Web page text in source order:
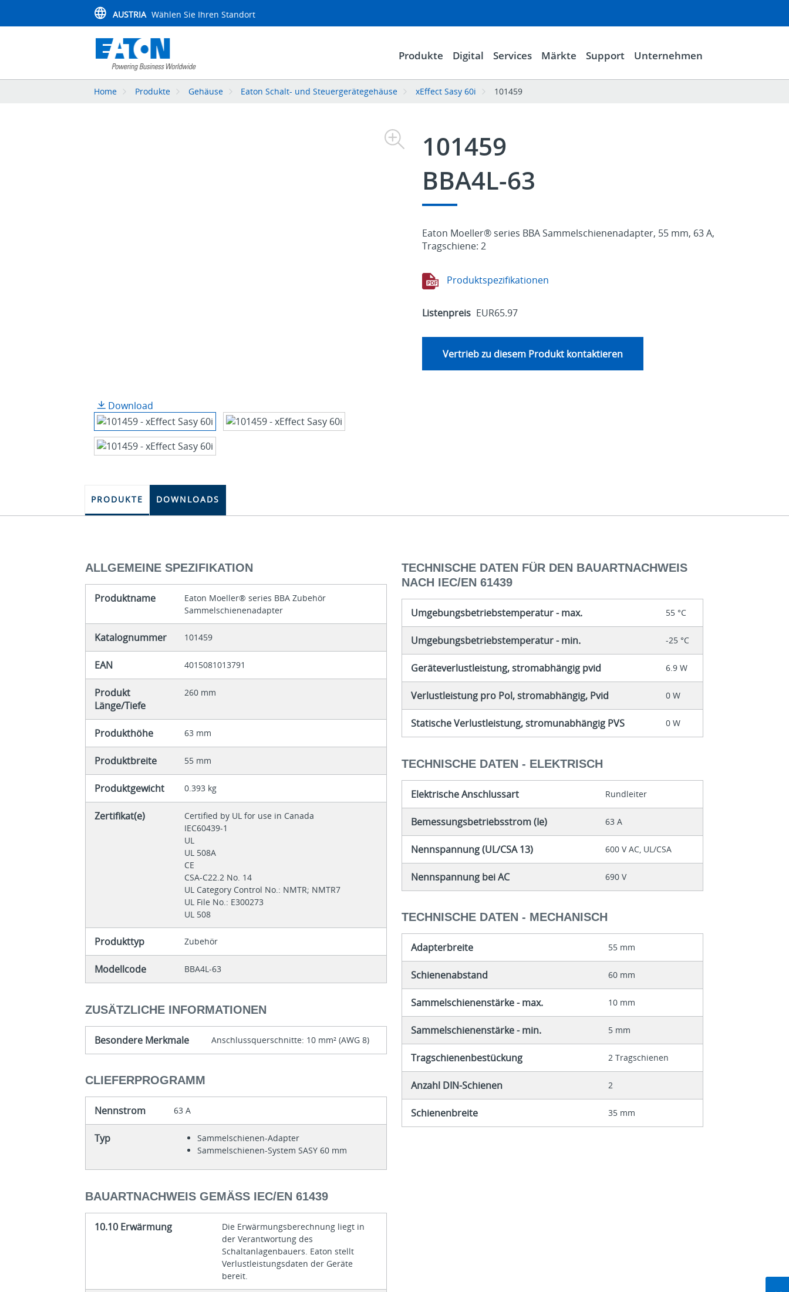
AUSTRIA Wählen Sie Ihren Standort
Produkte Digital Services Märkte Support Unternehmen
Home Produkte Gehäuse Eaton Schalt- und Steuergerätegehäuse xEffect Sasy 60i 101459
Download
101459
BBA4L-63
Eaton Moeller® series BBA Sammelschienenadapter, 55 mm, 63 A,
Tragschiene: 2
Produktspezifikationen
Listenpreis EUR65.97
Vertrieb zu diesem Produkt kontaktieren
PRODUKTE DOWNLOADS
ALLGEMEINE SPEZIFIKATION
Produktname
Eaton Moeller® series BBA Zubehör
Sammelschienenadapter
Katalognummer 101459
EAN 4015081013791
Produkt
Länge/Tiefe
260 mm
Produkthöhe 63 mm
Produktbreite 55 mm
Produktgewicht 0.393 kg
Zertifikat(e)
Certified by UL for use in Canada
IEC60439-1
UL
UL 508A
CE
CSA-C22.2 No. 14
UL Category Control No.: NMTR; NMTR7
UL File No.: E300273
UL 508
Produkttyp Zubehör
Modellcode BBA4L-63
ZUSÄTZLICHE INFORMATIONEN
Besondere Merkmale Anschlussquerschnitte: 10 mm² (AWG 8)
CLIEFERPROGRAMM
Nennstrom 63 A
Typ
Sammelschienen-Adapter
Sammelschienen-System SASY 60 mm
BAUARTNACHWEIS GEMÄSS IEC/EN 61439
10.10 Erwärmung
Die Erwärmungsberechnung liegt in
der Verantwortung des
Schaltanlagenbauers. Eaton stellt
Verlustleistungsdaten der Geräte
bereit.
TECHNISCHE DATEN FÜR DEN BAUARTNACHWEIS
NACH IEC/EN 61439
Umgebungsbetriebstemperatur - max. 55 °C
Umgebungsbetriebstemperatur - min. -25 °C
Geräteverlustleistung, stromabhängig pvid 6.9 W
Verlustleistung pro Pol, stromabhängig, Pvid 0 W
Statische Verlustleistung, stromunabhängig PVS 0 W
TECHNISCHE DATEN - ELEKTRISCH
Elektrische Anschlussart Rundleiter
Bemessungsbetriebsstrom (Ie) 63 A
Nennspannung (UL/CSA 13) 600 V AC, UL/CSA
Nennspannung bei AC 690 V
TECHNISCHE DATEN - MECHANISCH
Adapterbreite 55 mm
Schienenabstand 60 mm
Sammelschienenstärke - max. 10 mm
Sammelschienenstärke - min. 5 mm
Tragschienenbestückung 2 Tragschienen
Anzahl DIN-Schienen 2
Schienenbreite 35 mm